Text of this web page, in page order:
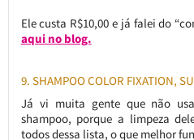
Ele custa R$10,00 e já falei do
aqui no blog.
9. SHAMPOO COLOR FIXATION,
Já vi muita gente que não
shampoo, porque a limpeza
todos dessa lista, o que melhor